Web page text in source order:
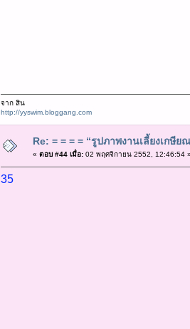
จาก สิน
http://yyswim.bloggang.com
Re: = = = = “รูปภาพงานเลี้ยงเกษี
« ตอบ #44 เมื่อ:02 พฤศจิกายน 2552, 12:46:54
35